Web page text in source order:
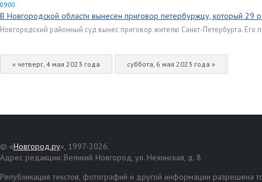
09:00
В Новгородской области вынесен приговор петербуржцу, который 29
Новгородский районный суд вынес приговор жителю Санкт-Петербурга. Его
« четверг, 4 мая 2023 года суббота, 6 мая 2023 года »
© «Новгород.ру», 1997-2026.
Адрес редакции: Великий Новгород, ул. Нехинская, д. 8
Републикация текстов, фотографий и другой информации разрешена